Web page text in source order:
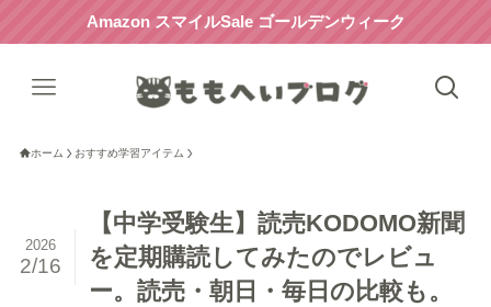
Amazon スマイルSale ゴールデンウィーク
ホーム おすすめ学習アイテム
【中学受験生】読売KODOMO新聞
を定期購読してみたのでレビュ
ー。読売・朝日・毎日の比較も。
2026
2/16